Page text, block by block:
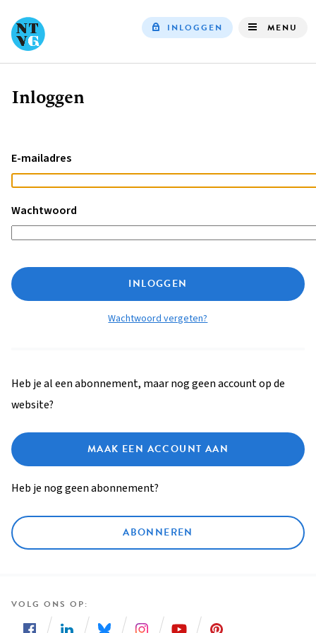
INLOGGEN MENU
Kruimelpad
Inloggen
E-mailadres
Wachtwoord
INLOGGEN
Wachtwoord vergeten?
Heb je al een abonnement, maar nog geen account op de
website?
MAAK EEN ACCOUNT AAN
Heb je nog geen abonnement?
ABONNEREN
VOLG ONS OP